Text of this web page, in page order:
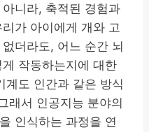
니라, 축적된 경험과
가 아이에게 개와 고
더라도, 어느 순간 뇌
작동하는지에 대한
계도 인간과 같은 방식
래서 인공지능 분야의
인식하는 과정을 연